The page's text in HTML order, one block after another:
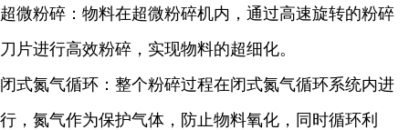
超微粉碎：物料在超微粉碎机内，通过高速旋转的粉碎
刀片进行高效粉碎，实现物料的超细化。
闭式氮气循环：整个粉碎过程在闭式氮气循环系统内进
行，氮气作为保护气体，防止物料氧化，同时循环利